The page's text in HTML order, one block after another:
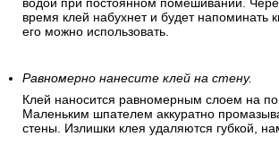
водой при постоянном помешивании.
время клей набухнет и будет напоминать
его можно использовать.
Равномерно нанесите клей на стену.
Клей наносится равномерным слоем на
Маленьким шпателем аккуратно
стены. Излишки клея удаляются губкой,